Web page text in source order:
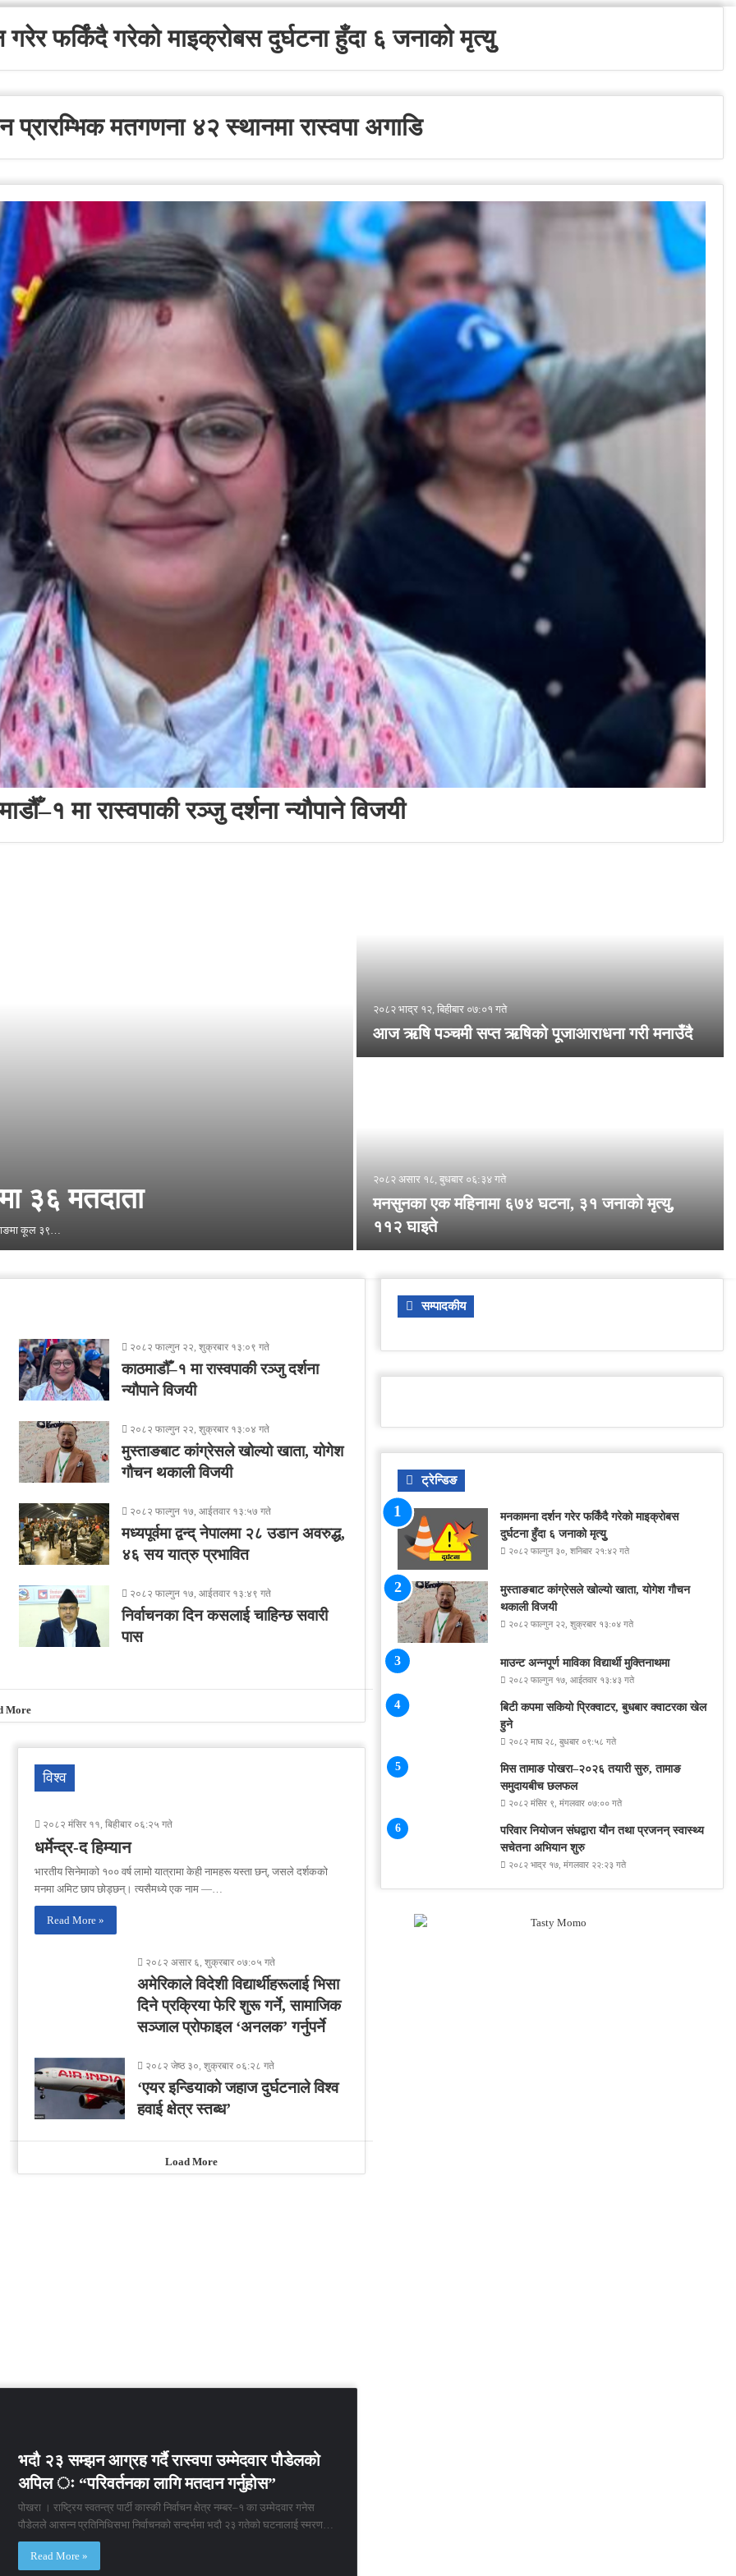
गरेर फर्किंदै गरेको माइक्रोबस दुर्घटना हुँदा ६ जनाको मृत्युु
प्रारम्भिक मतगणना ४२ स्थानमा रास्वपा अगाडि
मा रास्वपाकी रञ्जु दर्शना न्यौपाने विजयी
३६ मतदाता
कूल ३९…
२०८२ भाद्र १२, बिहीबार ०७:०१ गते
आज ऋषि पञ्चमी सप्त ऋषिको पूजाआराधना गरी मनाउँदै
२०८२ असार १८, बुधबार ०६:३४ गते
मनसुनका एक महिनामा ६७४ घटना, ३१ जनाको मृत्यु,
११२ घाइते
२०८२ फाल्गुन २२, शुक्रबार १३:०९ गते
काठमाडौँ–१ मा रास्वपाकी रञ्जु दर्शना
न्यौपाने विजयी
२०८२ फाल्गुन २२, शुक्रबार १३:०४ गते
मुस्ताङबाट कांग्रेसले खोल्यो खाता, योगेश
गौचन थकाली विजयी
२०८२ फाल्गुन १७, आईतवार १३:५७ गते
मध्यपूर्वमा द्वन्द् नेपालमा २८ उडान अवरुद्ध,
४६ सय यात्रु प्रभावित
२०८२ फाल्गुन १७, आईतवार १३:४९ गते
निर्वाचनका दिन कसलाई चाहिन्छ सवारी
पास
More
विश्व
२०८२ मंसिर ११, बिहीबार ०६:२५ गते
धर्मेन्द्र-द हिम्यान
भारतीय सिनेमाको १०० वर्ष लामो यात्रामा केही नामहरू यस्ता छन्, जसले दर्शकको
मनमा अमिट छाप छोड्छन्। त्यसैमध्ये एक नाम —…
Read More »
२०८२ असार ६, शुक्रबार ०७:०५ गते
अमेरिकाले विदेशी विद्यार्थीहरूलाई भिसा
दिने प्रक्रिया फेरि शुरू गर्ने, सामाजिक
सञ्जाल प्रोफाइल ‘अनलक’ गर्नुपर्ने
२०८२ जेष्ठ ३०, शुक्रबार ०६:२८ गते
‘एयर इन्डियाको जहाज दुर्घटनाले विश्व
हवाई क्षेत्र स्तब्ध’
Load More
भदौ २३ सम्झन आग्रह गर्दै रास्वपा उम्मेदवार पौडेलको
अपिल ः “परिवर्तनका लागि मतदान गर्नुहोस”
पोखरा । राष्ट्रिय स्वतन्त्र पार्टी कास्की निर्वाचन क्षेत्र नम्बर–१ का उम्मेदवार गनेस
पौडेलले आसन्न प्रतिनिधिसभा निर्वाचनको सन्दर्भमा भदौ २३ गतेको घटनालाई स्मरण…
Read More »
सम्पादकीय
ट्रेन्डिङ
मनकामना दर्शन गरेर फर्किंदै गरेको माइक्रोबस
दुर्घटना हुँदा ६ जनाको मृत्युु
२०८२ फाल्गुन ३०, शनिबार २१:४२ गते
मुस्ताङबाट कांग्रेसले खोल्यो खाता, योगेश गौचन
थकाली विजयी
२०८२ फाल्गुन २२, शुक्रबार १३:०४ गते
माउन्ट अन्नपूर्ण माविका विद्यार्थी मुक्तिनाथमा
२०८२ फाल्गुन १७, आईतवार १३:४३ गते
बिटी कपमा सकियो प्रिक्वाटर, बुधबार क्वाटरका खेल
हुने
२०८२ माघ २८, बुधबार ०९:५८ गते
मिस तामाङ पोखरा–२०२६ तयारी सुरु, तामाङ
समुदायबीच छलफल
२०८२ मंसिर ९, मंगलवार ०७:०० गते
परिवार नियोजन संघद्वारा यौन तथा प्रजनन् स्वास्थ्य
सचेतना अभियान शुरु
२०८२ भाद्र १७, मंगलवार २२:२३ गते